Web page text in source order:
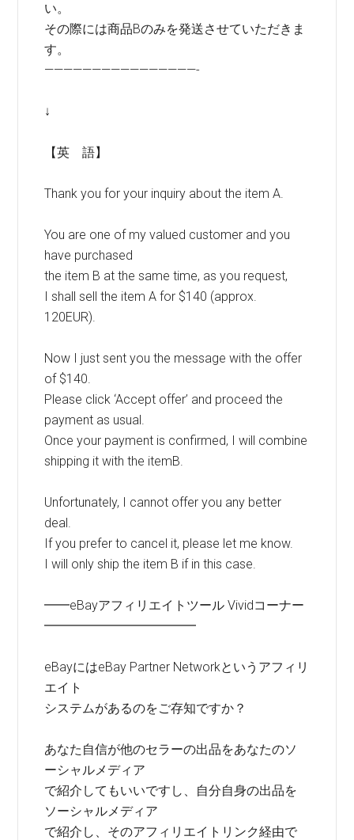
い。
その際には商品Bのみを発送させていただきま
す。
————————————————-
↓
【英 語】
Thank you for your inquiry about the item A.
You are one of my valued customer and you
have purchased
the item B at the same time, as you request,
I shall sell the item A for $140 (approx.
120EUR).
Now I just sent you the message with the offer
of $140.
Please click ‘Accept offer’ and proceed the
payment as usual.
Once your payment is confirmed, I will combine
shipping it with the itemB.
Unfortunately, I cannot offer you any better
deal.
If you prefer to cancel it, please let me know.
I will only ship the item B if in this case.
━━eBayアフィリエイトツール Vividコーナー
━━━━━━━━━━━━
eBayにはeBay Partner Networkというアフィリ
エイト
システムがあるのをご存知ですか？
あなた自信が他のセラーの出品をあなたのソ
ーシャルメディア
で紹介してもいいですし、自分自身の出品を
ソーシャルメディア
で紹介し、そのアフィリエイトリンク経由で